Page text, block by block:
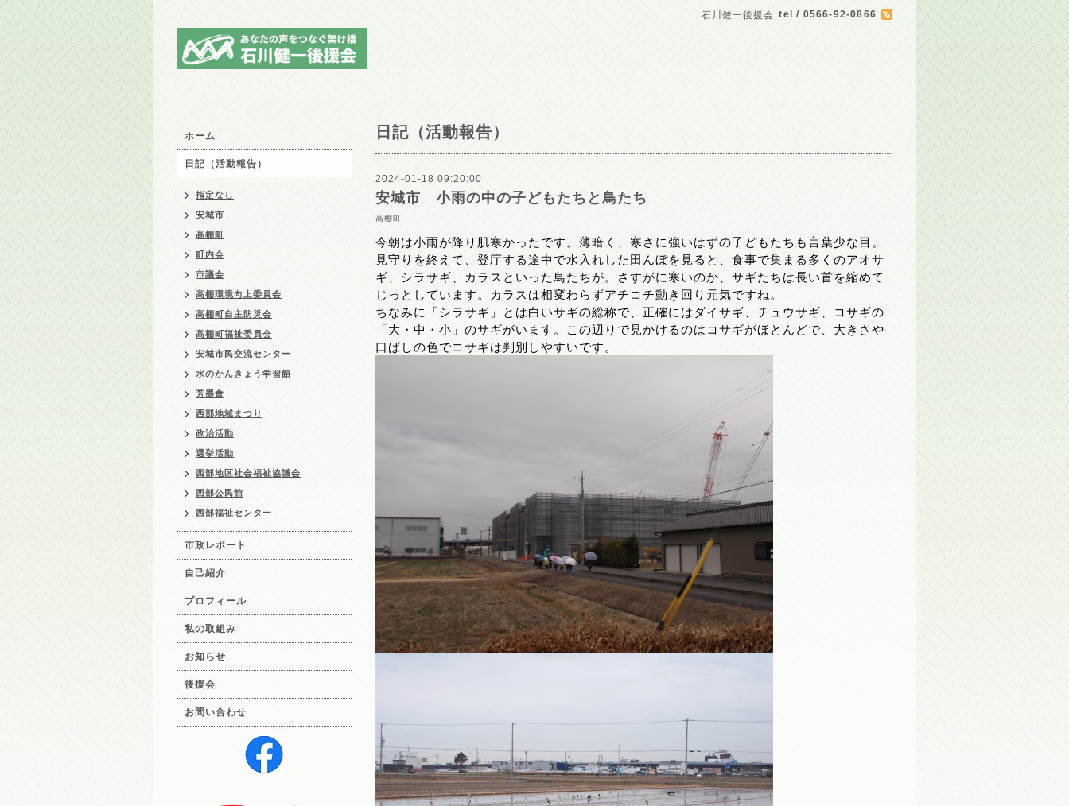
石川健一後援会 tel / 0566-92-0866
日記（活動報告）
2024-01-18 09:20:00
安城市 小雨の中の子どもたちと鳥たち
高棚町
今朝は小雨が降り肌寒かったです。薄暗く、寒さに強いはずの子どもたちも言葉少な目。
見守りを終えて、登庁する途中で水入れした田んぼを見ると、食事で集まる多くのアオサ
ギ、シラサギ、カラスといった鳥たちが。さすがに寒いのか、サギたちは長い首を縮めて
じっとしています。カラスは相変わらずアチコチ動き回り元気ですね。
ちなみに「シラサギ」とは白いサギの総称で、正確にはダイサギ、チュウサギ、コサギの
「大・中・小」のサギがいます。この辺りで見かけるのはコサギがほとんどで、大きさや
口ばしの色でコサギは判別しやすいです。
ホーム
日記（活動報告）
指定なし
安城市
高棚町
町内会
市議会
高棚環境向上委員会
高棚町自主防災会
高棚町福祉委員会
安城市民交流センター
水のかんきょう学習館
芳墨會
西部地域まつり
政治活動
選挙活動
西部地区社会福祉協議会
西部公民館
西部福祉センター
市政レポート
自己紹介
プロフィール
私の取組み
お知らせ
後援会
お問い合わせ